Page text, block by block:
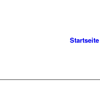
Startseite